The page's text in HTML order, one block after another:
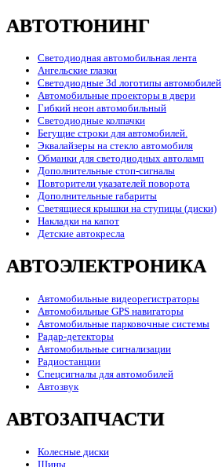
АВТОТЮНИНГ
Светодиодная автомобильная лента
Ангельские глазки
Светодиодные 3d логотипы автомобилей
Автомобильные проекторы в двери
Гибкий неон автомобильный
Светодиодные колпачки
Бегущие строки для автомобилей.
Эквалайзеры на стекло автомобиля
Обманки для светодиодных автоламп
Дополнительные стоп-сигналы
Повторители указателей поворота
Дополнительные габариты
Светящиеся крышки на ступицы (диски)
Накладки на капот
Детские автокресла
АВТОЭЛЕКТРОНИКА
Автомобильные видеорегистраторы
Автомобильные GPS навигаторы
Автомобильные парковочные системы
Радар-детекторы
Автомобильные сигнализации
Радиостанции
Спецсигналы для автомобилей
Автозвук
АВТОЗАПЧАСТИ
Колесные диски
Шины